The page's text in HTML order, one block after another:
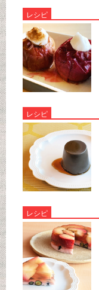
レシピ
レシピ
レシピ